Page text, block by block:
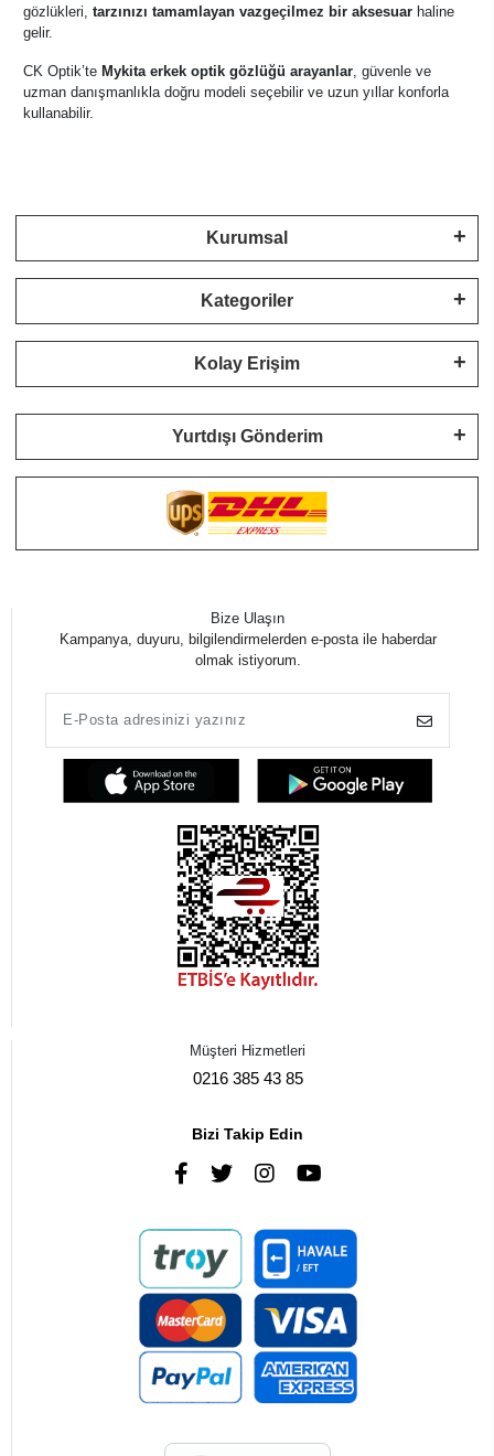
gözlükleri, tarzınızı tamamlayan vazgeçilmez bir aksesuar haline
gelir.
CK Optik’te Mykita erkek optik gözlüğü arayanlar, güvenle ve
uzman danışmanlıkla doğru modeli seçebilir ve uzun yıllar konforla
kullanabilir.
Kurumsal
Kategoriler
Kolay Erişim
Yurtdışı Gönderim
Bize Ulaşın
Kampanya, duyuru, bilgilendirmelerden e-posta ile haberdar
olmak istiyorum.
Müşteri Hizmetleri
0216 385 43 85
Bizi Takip Edin